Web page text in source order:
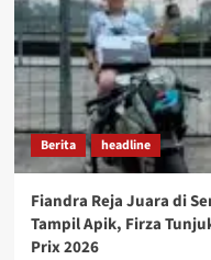
Berita headline
Fiandra Reja Juara di
Tampil Apik, Firza
Prix 2026